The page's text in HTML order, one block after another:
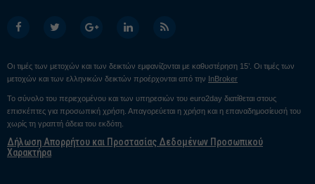
Οι τιμές των μετοχών και των δεικτών εμφανίζονται με καθυστέρηση 15’. Οι τιμές των
μετοχών και των ελληνικών δεικτών προέρχονται από την InBroker
Το σύνολο του περιεχομένου και των υπηρεσιών του euro2day διατίθεται στους
επισκέπτες για προσωπική χρήση. Απαγορεύεται η χρήση και η επαναδημοσίευσή του
χωρίς τη γραπτή άδεια του εκδότη.
Δήλωση Απορρήτου και Προστασίας Δεδομένων Προσωπικού
Χαρακτήρα